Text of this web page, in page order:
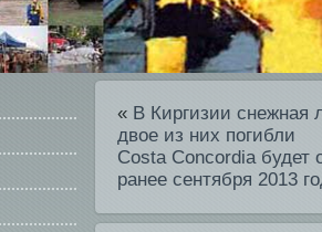
« В Киргизии снежная
двое из них погибли
Costa Concordia будет
ранее сентября 2013